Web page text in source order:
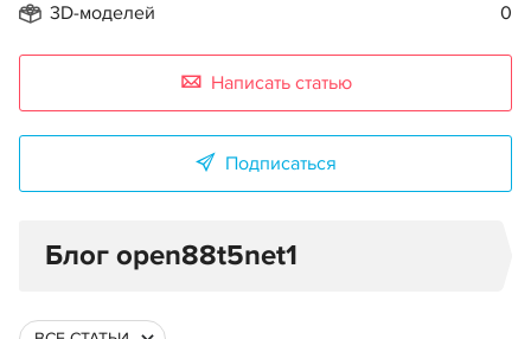
3D-моделей 0
Написать статью
Подписаться
Блог open88t5net1